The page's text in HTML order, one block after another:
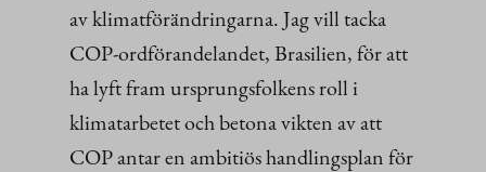
av klimatförändringarna. Jag vill tacka
COP-ordförandelandet, Brasilien, för att
ha lyft fram ursprungsfolkens roll i
klimatarbetet och betona vikten av att
COP antar en ambitiös handlingsplan för